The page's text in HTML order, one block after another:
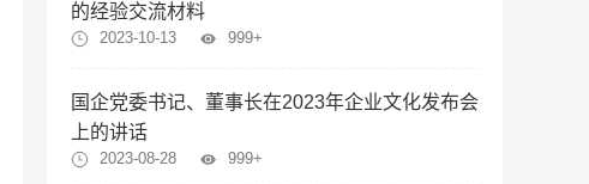
的经验交流材料
2023-10-13 999+
国企党委书记、董事长在2023年企业文化发布会
上的讲话
2023-08-28 999+